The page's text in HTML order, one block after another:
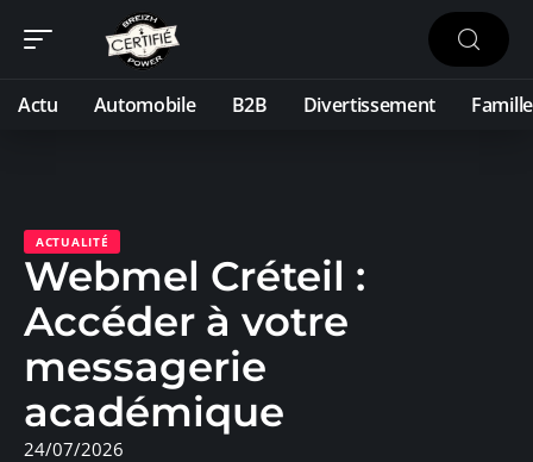
Actu Automobile B2B Divertissement Famille
ACTUALITÉ
Webmel Créteil :
Accéder à votre
messagerie
académique
24/07/2026